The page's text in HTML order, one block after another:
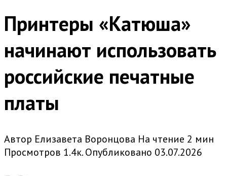
Принтеры «Катюша»
начинают использовать
российские печатные
платы
Автор Елизавета Воронцова На чтение 2 мин
Просмотров 1.4к. Опубликовано 03.07.2026